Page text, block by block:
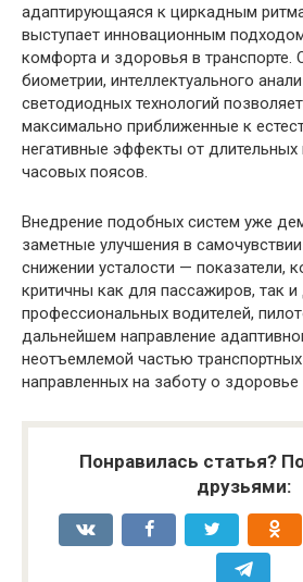
адаптирующаяся к циркадным
выступает инновационным
комфорта и здоровья в транспорте.
биометрии, интеллектуального
светодиодных технологий
максимально приближенные к
негативные эффекты от
часовых поясов.
Внедрение подобных систем уже
заметные улучшения в
снижении усталости — показатели,
критичны как для пассажиров, так и
профессиональных водителей,
дальнейшем направление
неотъемлемой частью
направленных на заботу о здоровье
Понравилась статья?
друзьями: